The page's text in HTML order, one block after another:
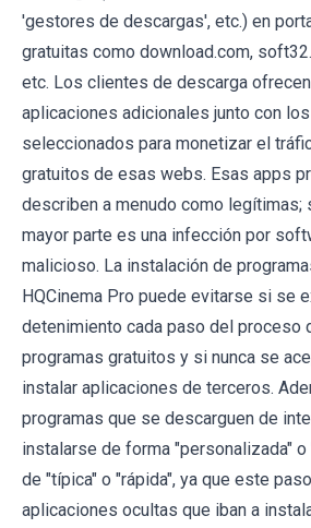
'gestores de descargas', etc.) en
gratuitas como download.com,
etc. Los clientes de descarga
aplicaciones adicionales junto con
seleccionados para monetizar el
gratuitos de esas webs. Esas apps
describen a menudo como legítimas;
mayor parte es una infección por
malicioso. La instalación de
HQCinema Pro puede evitarse si se
detenimiento cada paso del proceso
programas gratuitos y si nunca se
instalar aplicaciones de terceros.
programas que se descarguen de
instalarse de forma "personalizada" o
de "típica" o "rápida", ya que este
aplicaciones ocultas que iban a